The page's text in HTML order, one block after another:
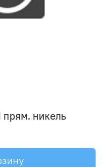
никель